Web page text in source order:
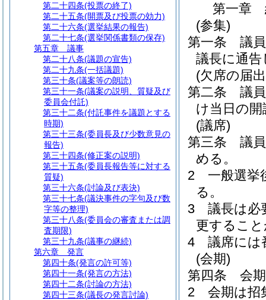
第一章
(参集)
第一条
議
議長に通
(欠席の届
第二条
議
け当日の
(議席)
第三条
議
める。
2
一般選挙
る。
3
議長は必
更するこ
4
議席には
(会期)
第四条
会
2
会期は招
第二十四条(投票の終了)
第二十五条(開票及び投票の効力)
第二十六条(選挙結果の報告)
第二十七条(選挙関係書類の保存)
第五章
議事
第二十八条(議題の宣告)
第二十九条(一括議題)
第三十条(議案等の朗読)
第三十一条(議案の説明、質疑及び
委員会付託)
第三十二条(付託事件を議題とする
時期)
第三十三条(委員長及び少数意見の
報告)
第三十四条(修正案の説明)
第三十五条(委員長報告等に対する
質疑)
第三十六条(討論及び表決)
第三十七条(議決事件の字句及び数
字等の整理)
第三十八条(委員会の審査または調
査期限)
第三十九条(議事の継続)
第六章
発言
第四十条(発言の許可等)
第四十一条(発言の方法)
第四十二条(討論の方法)
第四十三条(議長の発言討論)